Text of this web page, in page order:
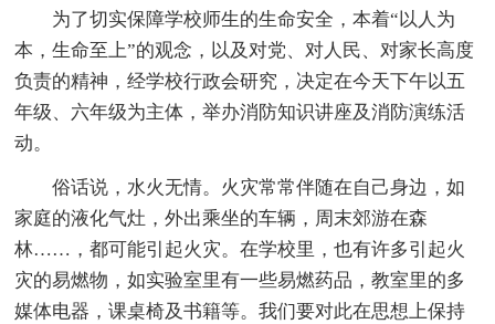
为了切实保障学校师生的生命安全，本着“以人为
本，生命至上”的观念，以及对党、对人民、对家长高度
负责的精神，经学校行政会研究，决定在今天下午以五
年级、六年级为主体，举办消防知识讲座及消防演练活
动。
俗话说，水火无情。火灾常常伴随在自己身边，如
家庭的液化气灶，外出乘坐的车辆，周末郊游在森
林……，都可能引起火灾。在学校里，也有许多引起火
灾的易燃物，如实验室里有一些易燃药品，教室里的多
媒体电器，课桌椅及书籍等。我们要对此在思想上保持